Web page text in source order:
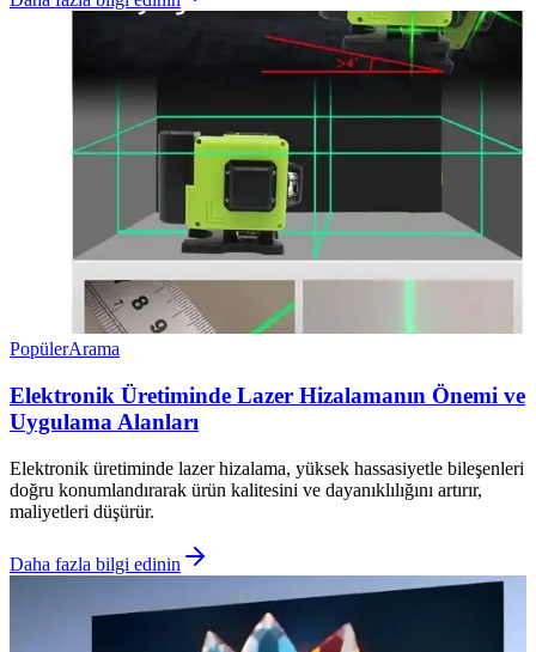
PopülerArama
Elektronik Üretiminde Lazer Hizalamanın Önemi ve
Uygulama Alanları
Elektronik üretiminde lazer hizalama, yüksek hassasiyetle bileşenleri
doğru konumlandırarak ürün kalitesini ve dayanıklılığını artırır,
maliyetleri düşürür.
Daha fazla bilgi edinin